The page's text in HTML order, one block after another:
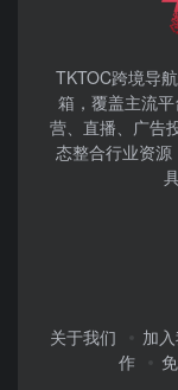
TKTOC跨境导
箱，覆盖主流
营、直播、广告
态整合行业资
关于我们 加
作